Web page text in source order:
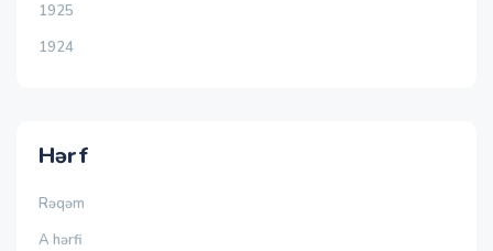
1925
1924
Hərf
Rəqəm
A hərfi